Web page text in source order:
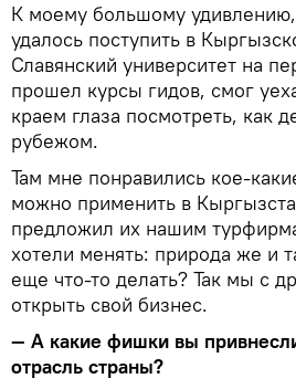
К моему большому
удалось поступить в
Славянский университет на
прошел курсы гидов, смог
краем глаза посмотреть, как
рубежом.
Там мне понравились кое-
можно применить в
предложил их нашим
хотели менять: природа же и
еще что-то делать? Так мы с
открыть свой бизнес.
— А какие фишки вы
отрасль страны?